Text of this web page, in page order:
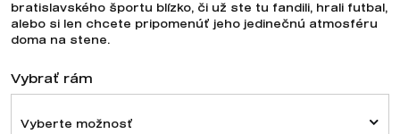
bratislavského športu blízko, či už ste tu fandili, hrali futbal,
alebo si len chcete pripomenúť jeho jedinečnú atmosféru
doma na stene.
Vybrať rám
Vyberte možnosť